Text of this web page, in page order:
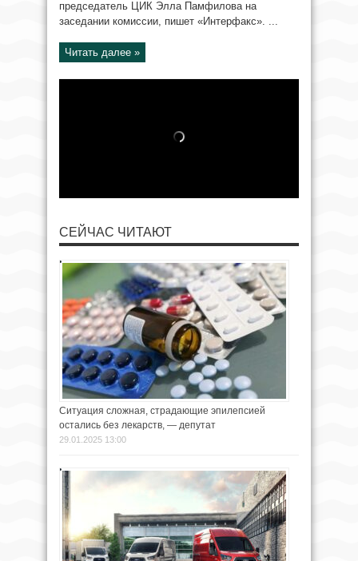
председатель ЦИК Элла Памфилова на
заседании комиссии, пишет «Интерфакс». ...
Читать далее »
СЕЙЧАС ЧИТАЮТ
Ситуация сложная, страдающие эпилепсией
остались без лекарств, — депутат
29.01.2025 13:00